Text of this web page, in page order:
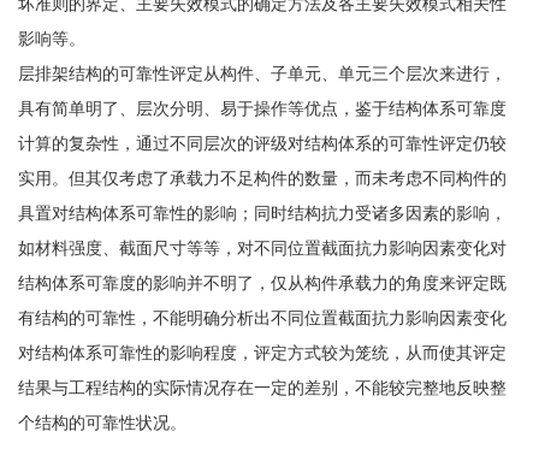
影响等。
层排架结构的可靠性评定从构件、子单元、单元三个层次来进行，
具有简单明了、层次分明、易于操作等优点，鉴于结构体系可靠度
计算的复杂性，通过不同层次的评级对结构体系的可靠性评定仍较
实用。但其仅考虑了承载力不足构件的数量，而未考虑不同构件的
具置对结构体系可靠性的影响；同时结构抗力受诸多因素的影响，
如材料强度、截面尺寸等等，对不同位置截面抗力影响因素变化对
结构体系可靠度的影响并不明了，仅从构件承载力的角度来评定既
有结构的可靠性，不能明确分析出不同位置截面抗力影响因素变化
对结构体系可靠性的影响程度，评定方式较为笼统，从而使其评定
结果与工程结构的实际情况存在一定的差别，不能较完整地反映整
个结构的可靠性状况。